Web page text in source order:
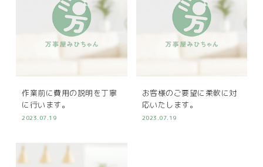
作業前に費用の説明を丁寧
に行います。
2023.07.19
お客様のご要望に柔軟に対
応いたします。
2023.07.19